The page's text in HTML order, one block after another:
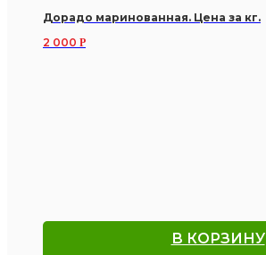
Дорадо маринованная. Цена за кг.
2 000 Р
В КОРЗИНУ